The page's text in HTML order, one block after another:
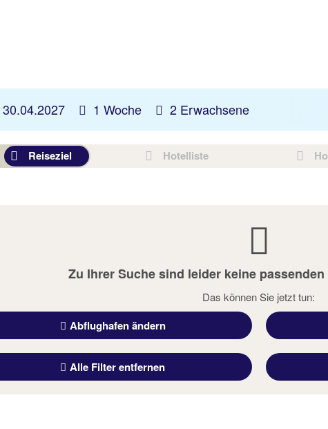
30.04.2027 1 Woche 2 Erwachsene
Reiseziel Hotelliste
Zu Ihrer Suche sind leider keine
Das können Sie jetzt tun:
Abflughafen ändern
Alle Filter entfernen